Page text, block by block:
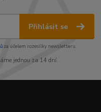
Přihlásit se
za účelem rozesílky newsletteru.
jednou za 14 dní.